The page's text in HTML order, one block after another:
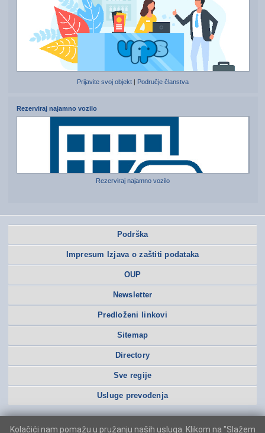
Prijavite svoj objekt Područje članstva
Rezerviraj najamno vozilo
Rezerviraj najamno vozilo
Podrška
Impresum Izjava o zaštiti podataka
OUP
Newsletter
Predloženi linkovi
Sitemap
Directory
Sve regije
Usluge prevođenja
Kolačići nam pomažu u pružanju naših usluga. Klikom na "Slažem